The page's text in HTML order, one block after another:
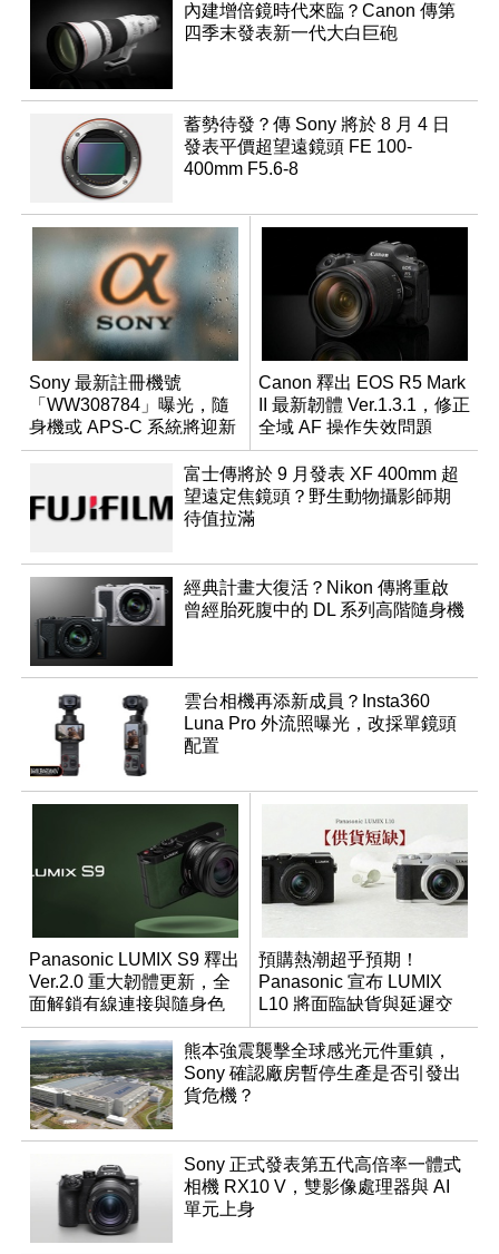
內建增倍鏡時代來臨？Canon 傳第
四季末發表新一代大白巨砲
蓄勢待發？傳 Sony 將於 8 月 4 日
發表平價超望遠鏡頭 FE 100-
400mm F5.6-8
Sony 最新註冊機號
「WW308784」曝光，隨
身機或 APS-C 系統將迎新
成員？
Canon 釋出 EOS R5 Mark
II 最新韌體 Ver.1.3.1，修正
全域 AF 操作失效問題
富士傳將於 9 月發表 XF 400mm 超
望遠定焦鏡頭？野生動物攝影師期
待值拉滿
經典計畫大復活？Nikon 傳將重啟
曾經胎死腹中的 DL 系列高階隨身機
雲台相機再添新成員？Insta360
Luna Pro 外流照曝光，改採單鏡頭
配置
Panasonic LUMIX S9 釋出
Ver.2.0 重大韌體更新，全
面解鎖有線連接與隨身色
調編輯
預購熱潮超乎預期！
Panasonic 宣布 LUMIX
L10 將面臨缺貨與延遲交
貨時間
熊本強震襲擊全球感光元件重鎮，
Sony 確認廠房暫停生產是否引發出
貨危機？
Sony 正式發表第五代高倍率一體式
相機 RX10 V，雙影像處理器與 AI
單元上身